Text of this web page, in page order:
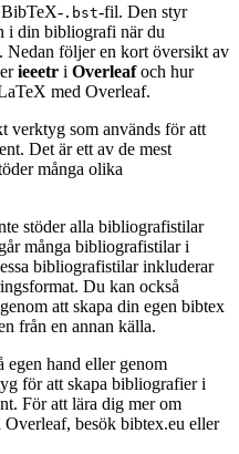
BibTeX- .bst-fil. Den styr
i din bibliografi när du
Nedan följer en kort översikt av
ieeetr i Overleafoch hur
med Overleaf.
som används för att
Det är ett av de mest
många olika
stöder alla bibliografistilar
många bibliografistilar i
bibliografistilar inkluderar
Du kan också
att skapa din egen bibtex
från en annan källa.
hand eller genom
för att skapa bibliografier i
För att lära dig mer om
besök bibtex.eu eller